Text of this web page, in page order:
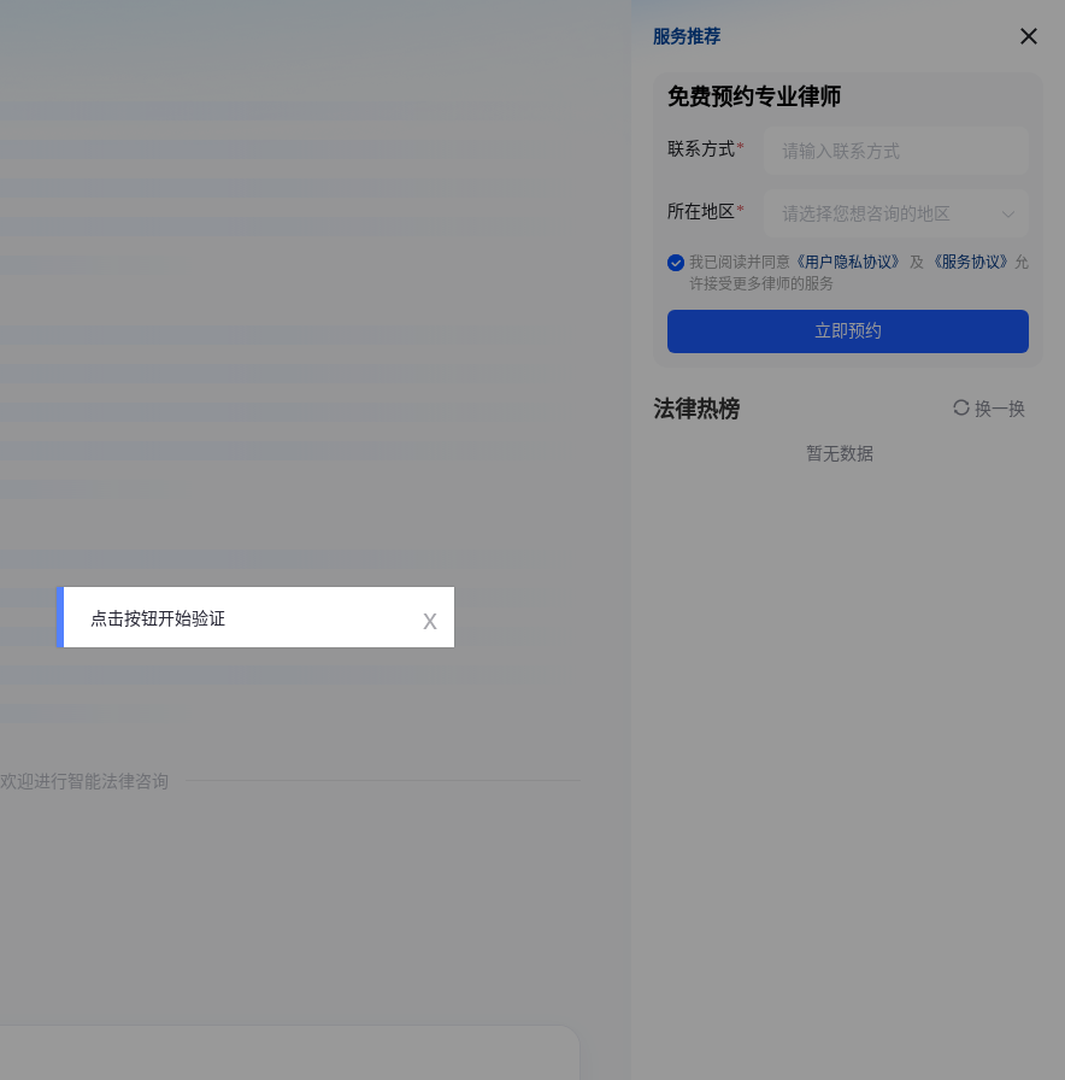
欢迎进行智能法律咨询
服务推荐
服务推荐
免费预约专业律师
联系方式
所在地区
我已阅读并同意 《用户隐私协议》 及 《服务协议》 允
许接受更多律师的服务
立即预约
法律热榜 换一换
暂无数据
点击按钮开始验证 x